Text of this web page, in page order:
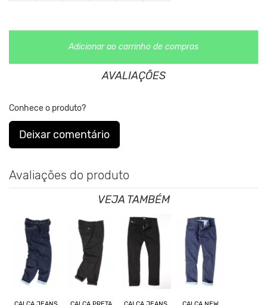
roupas.
Nos Produtos da King55 não se utilizam nenhum material de
origem animal. Além disso, sustentabilidade é algo que está no
DNA da marca desde sua fundação.
Adicionar ao carrinho de compras
AVALIAÇÕES
Conhece o produto?
Deixar comentário
Avaliações do produto
VEJA TAMBÉM